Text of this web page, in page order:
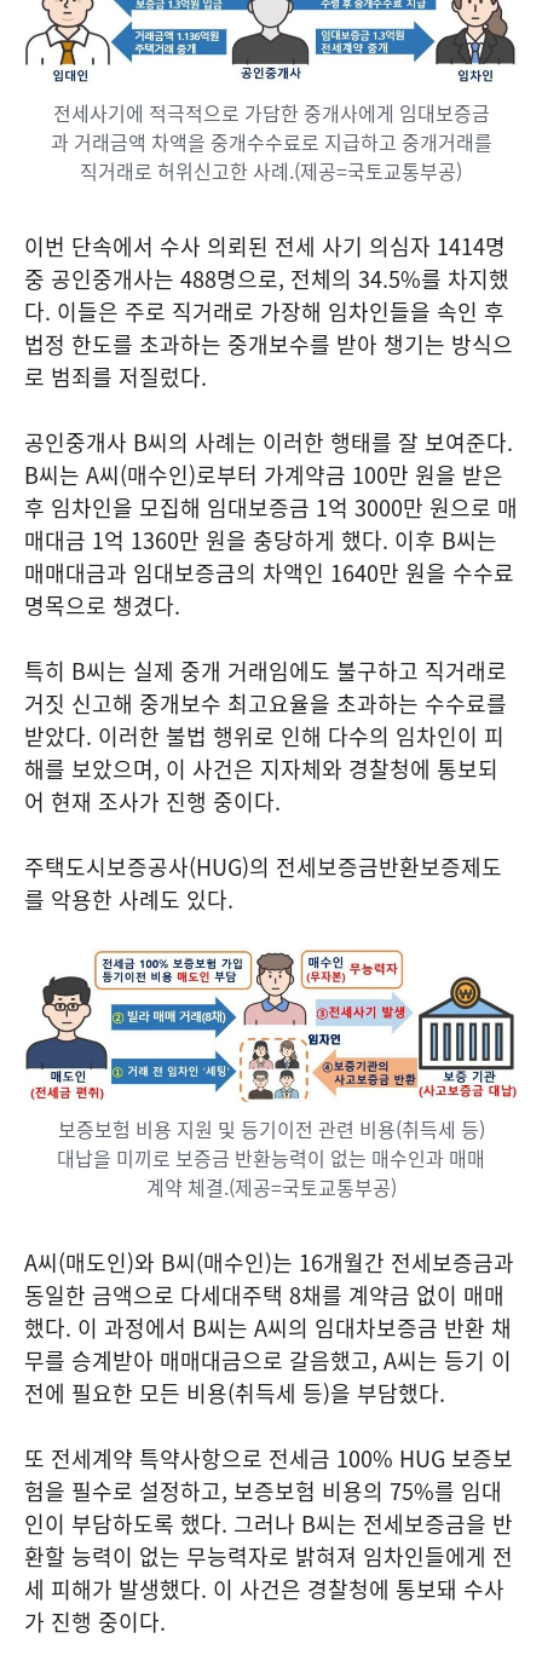
전세사기에 적극적으로 가담한 중개사에게 임대보증금
과 거래금액 차액을 중개수수료로 지급하고 중개거래를
직거래로 허위신고한 사례.(제공=국토교통부공)
이번 단속에서 수사 의뢰된 전세 사기 의심자 1414명
중 공인중개사는 488명으로, 전체의 34.5%를 차지했
다. 이들은 주로 직거래로 가장해 임차인들을 속인 후
법정 한도를 초과하는 중개보수를 받아 챙기는 방식으
로 범죄를 저질렀다.
공인중개사 B씨의 사례는 이러한 행태를 잘 보여준다.
B씨는 A씨(매수인)로부터 가계약금 100만 원을 받은
후 임차인을 모집해 임대보증금 1억 3000만 원으로 매
매대금 1억 1360만 원을 충당하게 했다. 이후 B씨는
매매대금과 임대보증금의 차액인 1640만 원을 수수료
명목으로 챙겼다.
특히 B씨는 실제 중개 거래임에도 불구하고 직거래로
거짓 신고해 중개보수 최고요율을 초과하는 수수료를
받았다. 이러한 불법 행위로 인해 다수의 임차인이 피
해를 보았으며, 이 사건은 지자체와 경찰청에 통보되
어 현재 조사가 진행 중이다.
주택도시보증공사(HUG)의 전세보증금반환보증제도
를 악용한 사례도 있다.
보증보험 비용 지원 및 등기이전 관련 비용(취득세 등)
대납을 미끼로 보증금 반환능력이 없는 매수인과 매매
계약 체결.(제공=국토교통부공)
A씨(매도인)와 B씨(매수인)는 16개월간 전세보증금과
동일한 금액으로 다세대주택 8채를 계약금 없이 매매
했다. 이 과정에서 B씨는 A씨의 임대차보증금 반환 채
무를 승계받아 매매대금으로 갈음했고, A씨는 등기 이
전에 필요한 모든 비용(취득세 등)을 부담했다.
또 전세계약 특약사항으로 전세금 100% HUG 보증보
험을 필수로 설정하고, 보증보험 비용의 75%를 임대
인이 부담하도록 했다. 그러나 B씨는 전세보증금을 반
환할 능력이 없는 무능력자로 밝혀져 임차인들에게 전
세 피해가 발생했다. 이 사건은 경찰청에 통보돼 수사
가 진행 중이다.